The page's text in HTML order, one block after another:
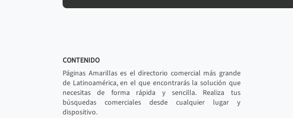
CONTENIDO
Páginas Amarillas es el directorio comercial más grande
de Latinoamérica, en el que encontrarás la solución que
necesitas de forma rápida y sencilla. Realiza tus
búsquedas comerciales desde cualquier lugar y
dispositivo.